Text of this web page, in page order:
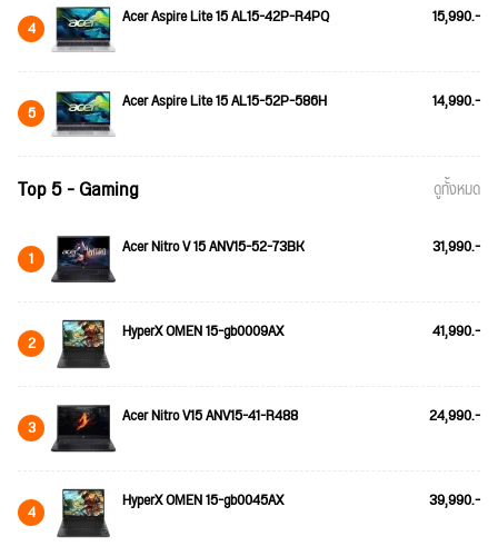
4 Acer Aspire Lite 15 AL15-42P-R4PQ 15,990.-
5 Acer Aspire Lite 15 AL15-52P-586H 14,990.-
Top 5 - Gaming ดูทั้งหมด
1 Acer Nitro V 15 ANV15-52-73BK 31,990.-
2 HyperX OMEN 15-gb0009AX 41,990.-
3 Acer Nitro V15 ANV15-41-R488 24,990.-
4 HyperX OMEN 15-gb0045AX 39,990.-